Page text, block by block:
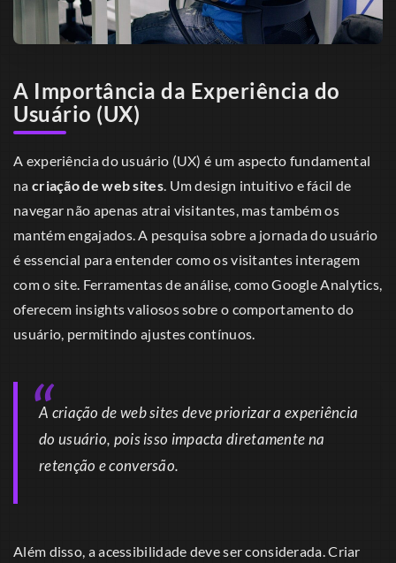
A Importância da Experiência do
Usuário (UX)
A experiência do usuário (UX) é um aspecto fundamental
na criação de web sites. Um design intuitivo e fácil de
navegar não apenas atrai visitantes, mas também os
mantém engajados. A pesquisa sobre a jornada do usuário
é essencial para entender como os visitantes interagem
com o site. Ferramentas de análise, como Google Analytics,
oferecem insights valiosos sobre o comportamento do
usuário, permitindo ajustes contínuos.
A criação de web sites deve priorizar a experiência
do usuário, pois isso impacta diretamente na
retenção e conversão.
Além disso, a acessibilidade deve ser considerada. Criar